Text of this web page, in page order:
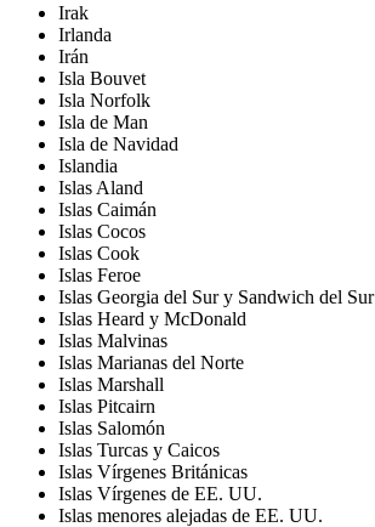
Irak
Irlanda
Irán
Isla Bouvet
Isla Norfolk
Isla de Man
Isla de Navidad
Islandia
Islas Aland
Islas Caimán
Islas Cocos
Islas Cook
Islas Feroe
Islas Georgia del Sur y Sandwich del Sur
Islas Heard y McDonald
Islas Malvinas
Islas Marianas del Norte
Islas Marshall
Islas Pitcairn
Islas Salomón
Islas Turcas y Caicos
Islas Vírgenes Británicas
Islas Vírgenes de EE. UU.
Islas menores alejadas de EE. UU.